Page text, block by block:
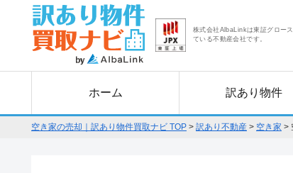
株式会社AlbaLinkは東証グロー
ている不動産会社です。
ホーム 訳あり物件
空き家の売却｜訳あり物件買取ナビ TOP > 訳あり不動産 > 空き家 >